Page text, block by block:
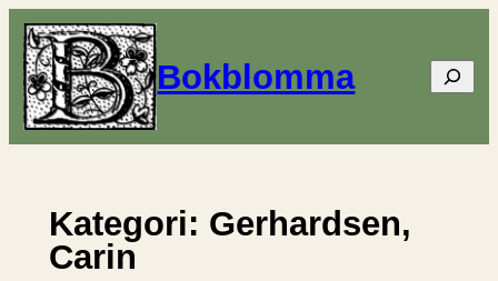
Hoppa
till
innehåll
Bokblomma Sök
Kategori: Gerhardsen,
Carin